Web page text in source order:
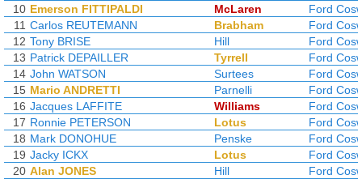
10 Emerson FITTIPALDI McLaren
Ford
11 Carlos REUTEMANN Brabham
Ford
12 Tony BRISE Hill
Ford
13 Patrick DEPAILLER Tyrrell
Ford
14 John WATSON Surtees
Ford
15 Mario ANDRETTI Parnelli
Ford
16 Jacques LAFFITE Williams
Ford
17 Ronnie PETERSON Lotus
Ford
18 Mark DONOHUE Penske
Ford
19 Jacky ICKX Lotus
Ford
20 Alan JONES Hill
Ford